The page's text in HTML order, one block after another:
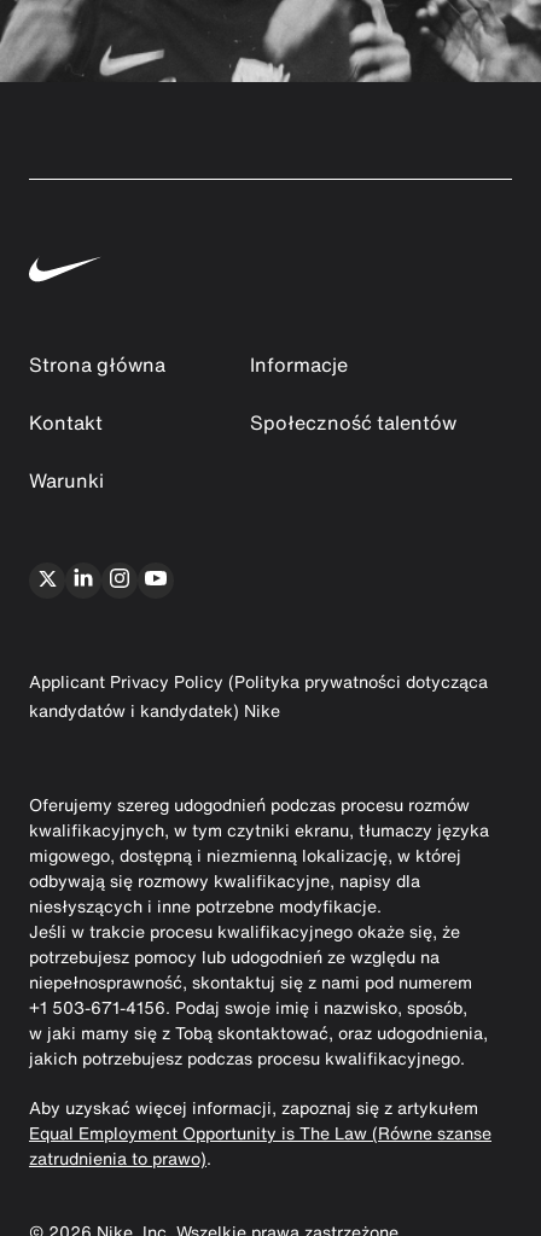
Strona główna
Informacje
Kontakt
Społeczność talentów
Warunki
Applicant Privacy Policy (Polityka prywatności dotycząca
kandydatów i kandydatek) Nike
Oferujemy szereg udogodnień podczas procesu rozmów
kwalifikacyjnych, w tym czytniki ekranu, tłumaczy języka
migowego, dostępną i niezmienną lokalizację, w której
odbywają się rozmowy kwalifikacyjne, napisy dla
niesłyszących i inne potrzebne modyfikacje.
Jeśli w trakcie procesu kwalifikacyjnego okaże się, że
potrzebujesz pomocy lub udogodnień ze względu na
niepełnosprawność, skontaktuj się z nami pod numerem
+1 503-671-4156. Podaj swoje imię i nazwisko, sposób,
w jaki mamy się z Tobą skontaktować, oraz udogodnienia,
jakich potrzebujesz podczas procesu kwalifikacyjnego.
Aby uzyskać więcej informacji, zapoznaj się z artykułem
Equal Employment Opportunity is The Law (Równe szanse
zatrudnienia to prawo).